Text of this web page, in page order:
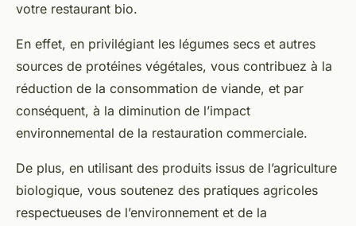
votre restaurant bio.
En effet, en privilégiant les légumes secs et autres
sources de protéines végétales, vous contribuez à la
réduction de la consommation de viande, et par
conséquent, à la diminution de l’impact
environnemental de la restauration commerciale.
De plus, en utilisant des produits issus de l’agriculture
biologique, vous soutenez des pratiques agricoles
respectueuses de l’environnement et de la